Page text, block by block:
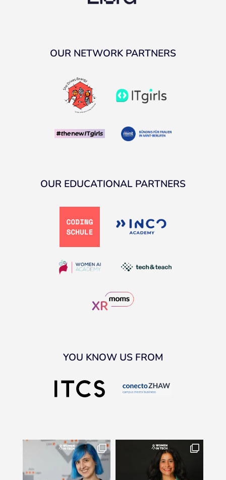
OUR NETWORK PARTNERS
OUR EDUCATIONAL PARTNERS
YOU KNOW US FROM